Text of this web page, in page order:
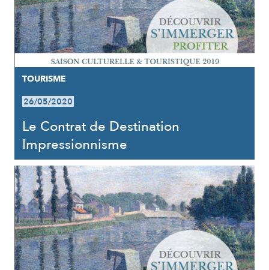
TOURISME
26/05/2020
Le Contrat de Destination
Impressionnisme